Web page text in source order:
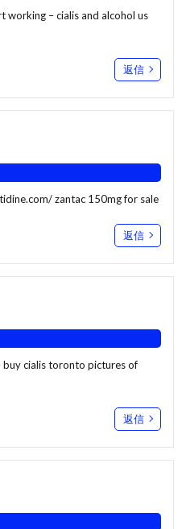
working –cialis and alcohol us
返信
zantac 150mg for sale
返信
buy cialis toronto pictures of
返信